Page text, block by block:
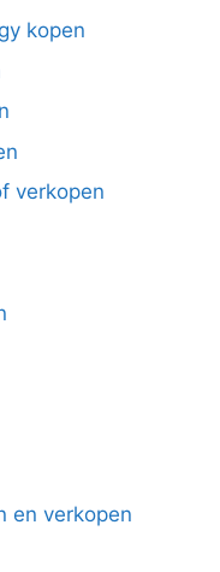
kopen
verkopen
en verkopen